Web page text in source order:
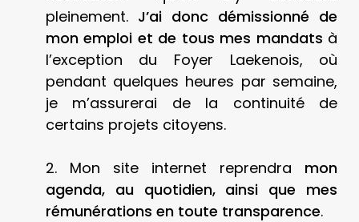
pleinement. J’ai donc démissionné de
mon emploi et de tous mes mandats à
l’exception du Foyer Laekenois, où
pendant quelques heures par semaine,
je m’assurerai de la continuité de
certains projets citoyens.
2. Mon site internet reprendra mon
agenda, au quotidien, ainsi que mes
rémunérations en toute transparence.